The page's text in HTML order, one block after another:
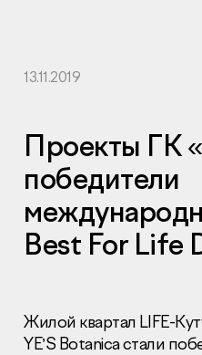
13.11.2019
Проекты ГК
победители
Best For Life
Жилой квартал LIFE-
YE’S Botanica стали